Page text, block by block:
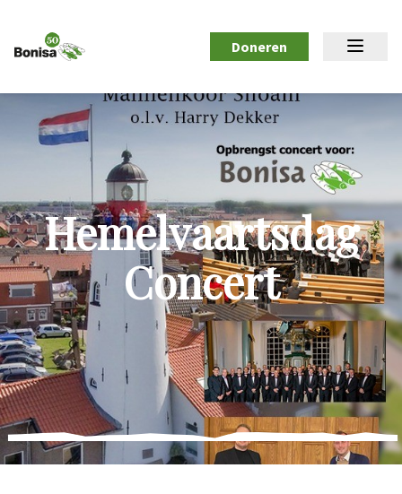
Doneren
Hemelvaartsdag
Concert